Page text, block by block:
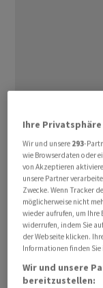
Bei dem Projekt
es sich nach
grössten
Gasfeld in 5000
Ressourcen von
entspreche 28
Gasförderung in
verlängert
Heimische
Ihre
Wir und unsere 293-
wie Browserdaten oder
von Akzeptieren
unsere Partner
Zwecke. Wenn Tracker
möglicherweise nicht
wieder aufrufen, um Ihre
widerrufen, indem Sie
der Webseite klicken.
Informationen finden
Wir und unsere
bereitzustellen: